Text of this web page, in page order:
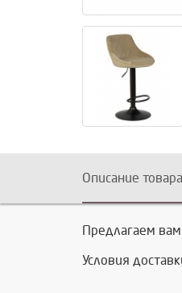
Описание товара
Предлагаем
Условия